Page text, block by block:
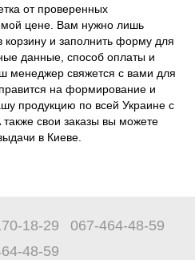
от проверенных
цене. Вам нужно лишь
корзину и заполнить форму для
данные, способ оплаты и
менеджер свяжется с вами для
на формирование и
продукцию по всей Украине с
свои заказы вы можете
в Киеве.
18-29
067-464-48-59
48-59